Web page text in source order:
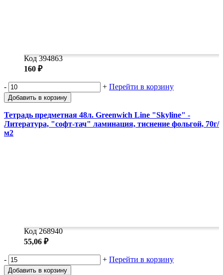
Код 394863
160 ₽
- + Перейти в корзину
Добавить в корзину
Тетрадь предметная 48л. Greenwich Line "Skyline" -
Литература, "софт-тач" ламинация, тиснение фольгой, 70г/
м2
Код 268940
55,06 ₽
- + Перейти в корзину
Добавить в корзину